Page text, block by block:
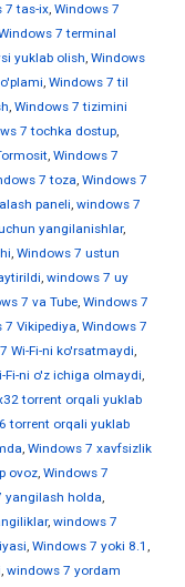
7 tas-ix, Windows 7
7 terminal
yuklab olish, Windows
, Windows 7 til
, Windows 7 tizimini
7 tochka dostup,
, Windows 7
7 toza, Windows 7
paneli, windows 7
yangilanishlar,
, Windows 7 ustun
, windows 7 uy
7 va Tube, Windows 7
7 Vikipediya, Windows 7
Wi-Fi-ni ko'rsatmaydi,
Fi-ni o'z ichiga olmaydi,
torrent orqali yuklab
torrent orqali yuklab
, Windows 7 xavfsizlik
ovoz, Windows 7
yangilash holda,
, windows 7
, Windows 7 yoki 8.1 ,
, windows 7 yordam